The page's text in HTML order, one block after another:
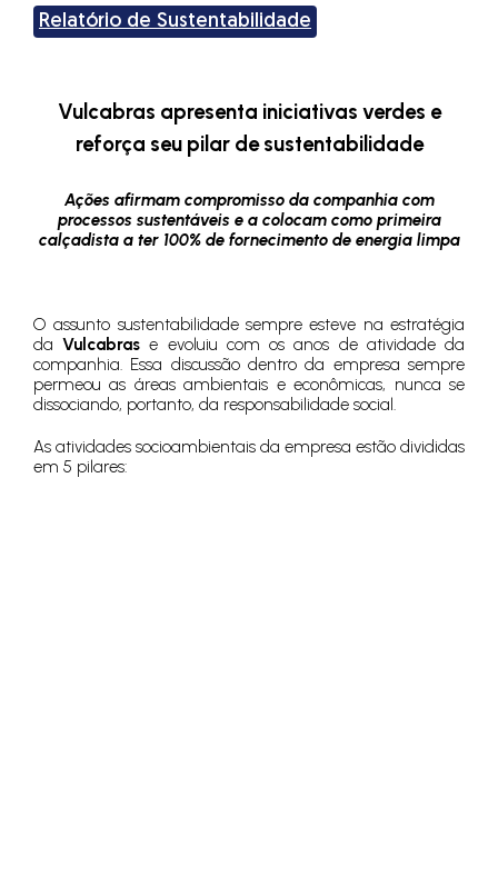
Relatório de Sustentabilidade
Vulcabras apresenta iniciativas verdes e
reforça seu pilar de sustentabilidade
Ações afirmam compromisso da companhia com
processos sustentáveis e a colocam como primeira
calçadista a ter 100% de fornecimento de energia limpa
O assunto sustentabilidade sempre esteve na estratégia
daVulcabras e evoluiu com os anos de atividade da
companhia. Essa discussão dentro da empresa sempre
permeou as áreas ambientais e econômicas, nunca se
dissociando, portanto, da responsabilidade social.
As atividades socioambientais da empresa estão divididas
em 5 pilares: